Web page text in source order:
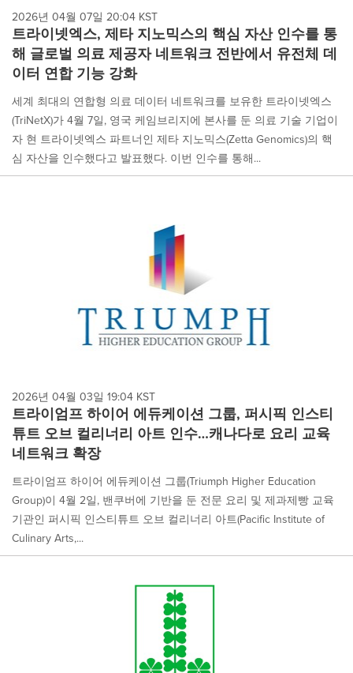
2026년 04월 07일 20:04 KST
트라이넷엑스, 제타 지노믹스의 핵심 자산 인수를 통
해 글로벌 의료 제공자 네트워크 전반에서 유전체 데
이터 연합 기능 강화
세계 최대의 연합형 의료 데이터 네트워크를 보유한 트라이넷엑스
(TriNetX)가 4월 7일, 영국 케임브리지에 본사를 둔 의료 기술 기업이
자 현 트라이넷엑스 파트너인 제타 지노믹스(Zetta Genomics)의 핵
심 자산을 인수했다고 발표했다. 이번 인수를 통해...
2026년 04월 03일 19:04 KST
트라이엄프 하이어 에듀케이션 그룹, 퍼시픽 인스티
튜트 오브 컬리너리 아트 인수…캐나다로 요리 교육
네트워크 확장
트라이엄프 하이어 에듀케이션 그룹(Triumph Higher Education
Group)이 4월 2일, 밴쿠버에 기반을 둔 전문 요리 및 제과제빵 교육
기관인 퍼시픽 인스티튜트 오브 컬리너리 아트(Pacific Institute of
Culinary Arts,...